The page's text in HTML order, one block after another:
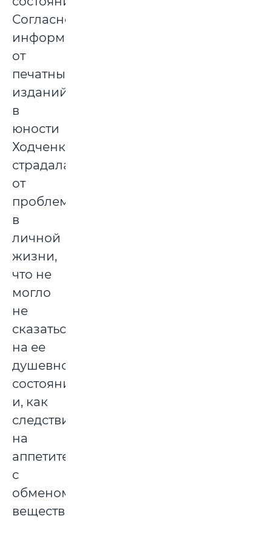
Согласно
информации
от
печатных
изданий,
в
юности
Ходченкова
страдала
от
проблем
в
личной
жизни,
что не
могло
не
сказаться
на ее
душевном
состоянии,
и, как
следствие,
на
аппетите
с
обменом
веществ.